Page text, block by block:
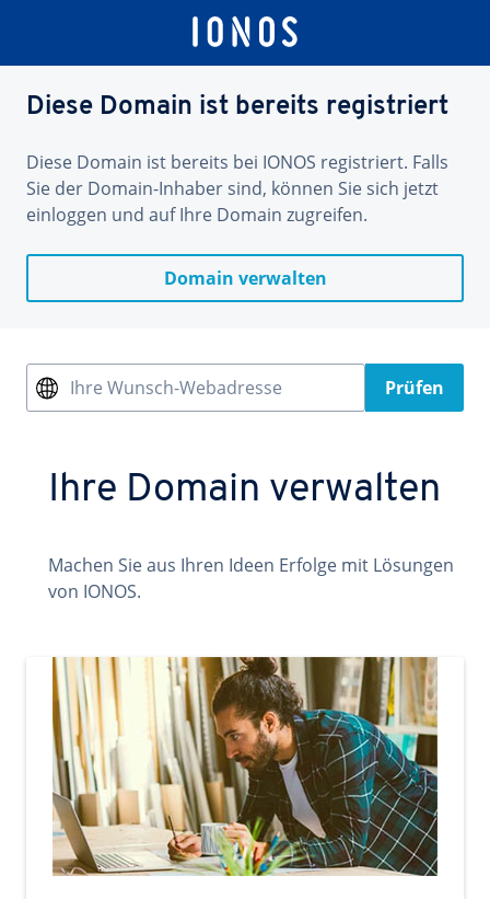
Diese Domain ist bereits registriert
Diese Domain ist bereits bei IONOS registriert. Falls
Sie der Domain-Inhaber sind, können Sie sich jetzt
einloggen und auf Ihre Domain zugreifen.
Domain verwalten
Ihre Wunsch-Webadresse Prüfen
Ihre Domain verwalten
Machen Sie aus Ihren Ideen Erfolge mit Lösungen
von IONOS.